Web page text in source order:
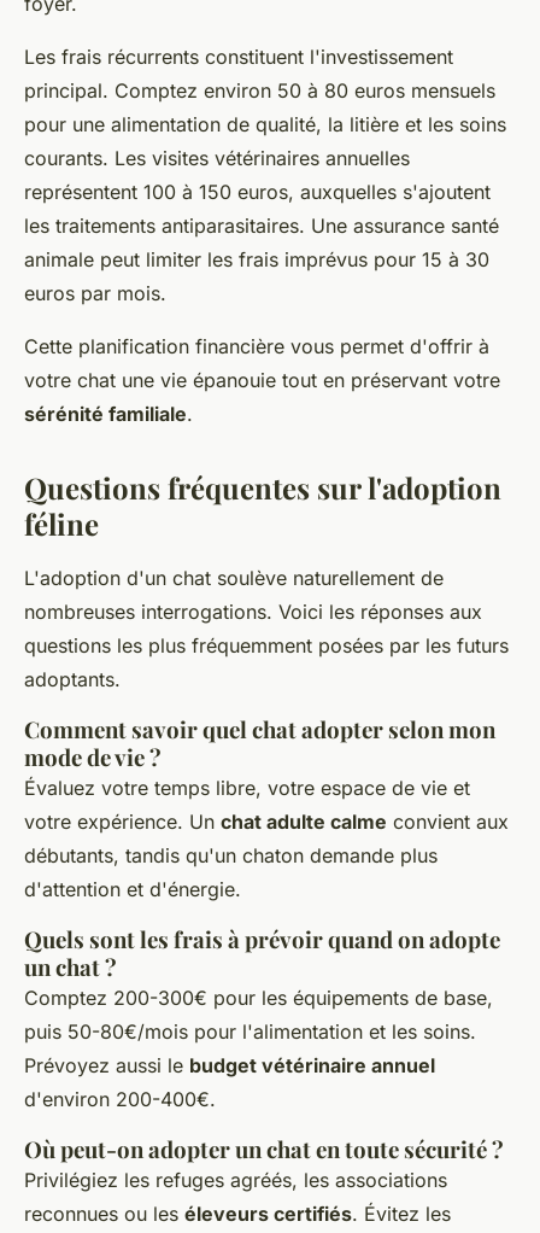
Les frais récurrents constituent l'investissement
principal. Comptez environ 50 à 80 euros mensuels
pour une alimentation de qualité, la litière et les soins
courants. Les visites vétérinaires annuelles
représentent 100 à 150 euros, auxquelles s'ajoutent
les traitements antiparasitaires. Une assurance santé
animale peut limiter les frais imprévus pour 15 à 30
euros par mois.
Cette planification financière vous permet d'offrir à
votre chat une vie épanouie tout en préservant votre
sérénité familiale.
Questions fréquentes sur l'adoption
féline
L'adoption d'un chat soulève naturellement de
nombreuses interrogations. Voici les réponses aux
questions les plus fréquemment posées par les futurs
adoptants.
Comment savoir quel chat adopter selon mon
mode de vie ?
Évaluez votre temps libre, votre espace de vie et
votre expérience. Un chat adulte calme convient aux
débutants, tandis qu'un chaton demande plus
d'attention et d'énergie.
Quels sont les frais à prévoir quand on adopte
un chat ?
Comptez 200-300€ pour les équipements de base,
puis 50-80€/mois pour l'alimentation et les soins.
Prévoyez aussi le budget vétérinaire annuel
d'environ 200-400€.
Où peut-on adopter un chat en toute sécurité ?
Privilégiez les refuges agréés, les associations
reconnues ou les éleveurs certifiés. Évitez les